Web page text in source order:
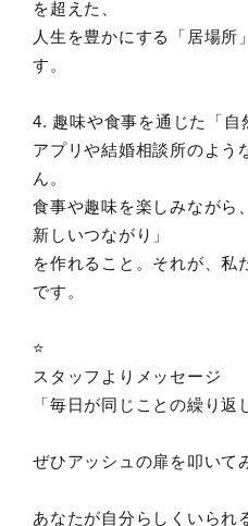
を超えた、
人生を豊かにする「居場所
す。
4. 趣味や食事を通じた「自
アプリや結婚相談所のよう
ん。
食事や趣味を楽しみながら
新しいつながり」
を作れること。それが、私
です。
⭐️
スタッフよりメッセージ
「毎日が同じことの繰り
ぜひアッシュの扉を叩いて
あなたが自分らしくいられ